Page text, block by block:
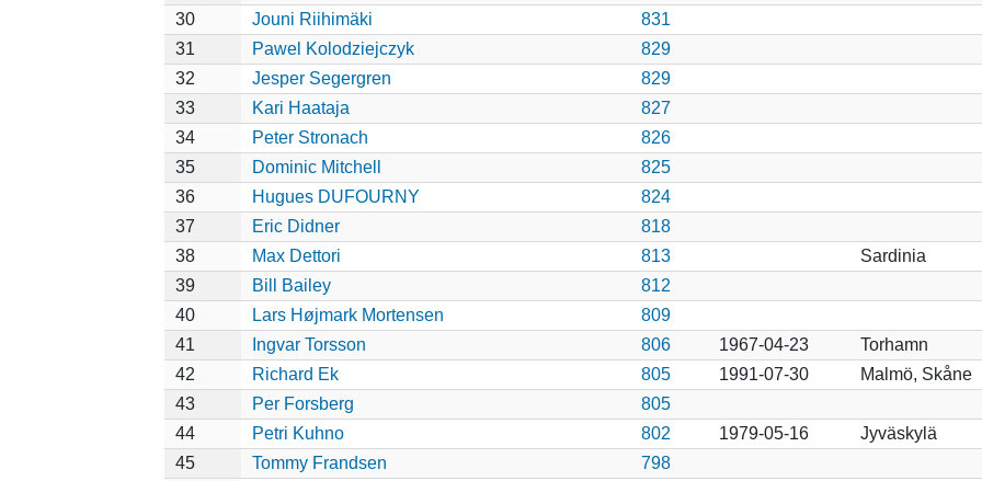
30
Jouni Riihimäki
831
31
Pawel Kolodziejczyk
829
32
Jesper Segergren
829
33
Kari Haataja
827
34
Peter Stronach
826
35
Dominic Mitchell
825
36
Hugues DUFOURNY
824
37
Eric Didner
818
38
Max Dettori 813
Sardinia
39
Bill Bailey
812
40
Lars Højmark Mortensen
809
41
Ingvar Torsson 806 1967-04-23
Torhamn
42
Richard Ek 805 1991-07-30
Malmö, Skåne
43
Per Forsberg
805
44
Petri Kuhno 802 1979-05-16
Jyväskylä
45
Tommy Frandsen
798